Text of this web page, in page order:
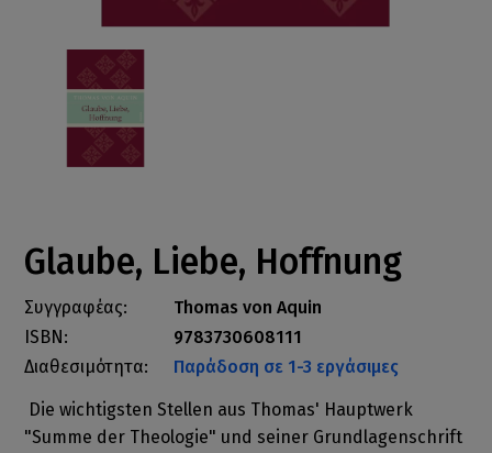
Glaube, Liebe, Hoffnung
Συγγραφέας:
Thomas von Aquin
ISBN:
9783730608111
Διαθεσιμότητα:
Παράδοση σε 1-3 εργάσιμες
Die wichtigsten Stellen aus Thomas' Hauptwerk
"Summe der Theologie" und seiner Grundlagenschrift